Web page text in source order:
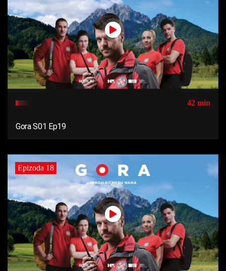
42 min
Gora S01 Ep19
Epizoda 18